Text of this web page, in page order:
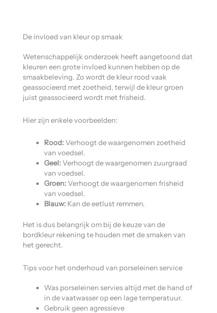
De invloed van kleur op smaak
Wetenschappelijk onderzoek heeft aangetoond dat
kleuren een grote invloed kunnen hebben op de
smaakbeleving. Zo wordt de kleur rood vaak
geassocieerd met zoetheid, terwijl de kleur groen
juist geassocieerd wordt met frisheid.
Hier zijn enkele voorbeelden:
Rood: Verhoogt de waargenomen zoetheid
van voedsel.
Geel: Verhoogt de waargenomen zuurgraad
van voedsel.
Groen: Verhoogt de waargenomen frisheid
van voedsel.
Blauw: Kan de eetlust remmen.
Het is dus belangrijk om bij de keuze van de
bordkleur rekening te houden met de smaken van
het gerecht.
Tips voor het onderhoud van porseleinen service
Was porseleinen servies altijd met de hand of
in de vaatwasser op een lage temperatuur.
Gebruik geen agressieve